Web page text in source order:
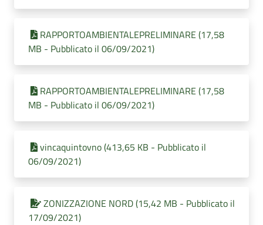
RAPPORTOAMBIENTALEPRELIMINARE (17,58
MB - Pubblicato il 06/09/2021)
RAPPORTOAMBIENTALEPRELIMINARE (17,58
MB - Pubblicato il 06/09/2021)
vincaquintovno (413,65 KB - Pubblicato il
06/09/2021)
ZONIZZAZIONE NORD (15,42 MB - Pubblicato il
17/09/2021)